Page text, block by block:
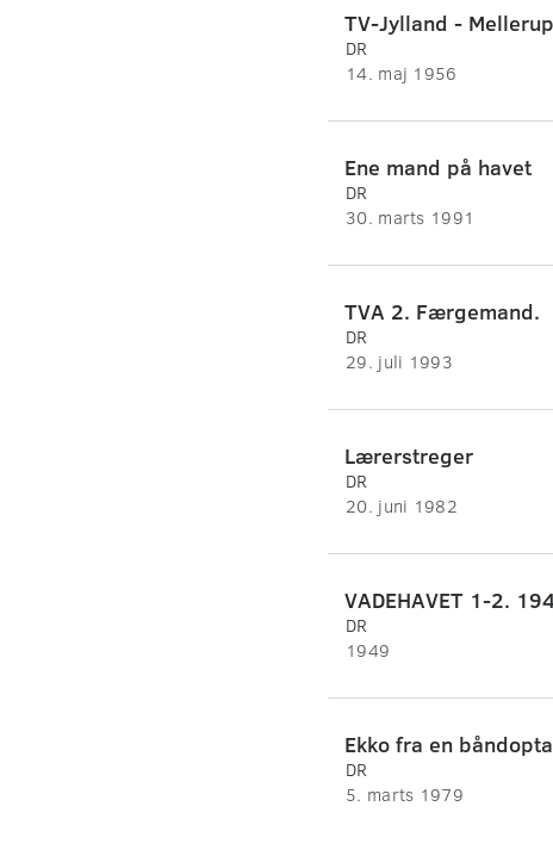
TV-Jylland -
DR
14. maj 1956
Ene mand på havet
DR
30. marts 1991
TVA 2. Færgemand.
DR
29. juli 1993
Lærerstreger
DR
20. juni 1982
VADEHAVET 1-2.
DR
1949
Ekko fra en
DR
5. marts 1979